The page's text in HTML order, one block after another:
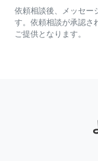
依頼相談後、メッセー
す。依頼相談が承認
ご提供となります。